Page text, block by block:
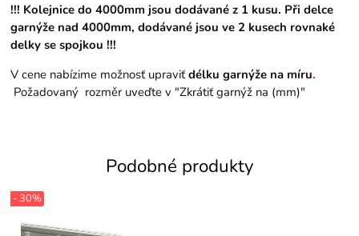
!!! Kolejnice do 4000mm jsou dodávané z 1 kusu. Při delce
garnýže nad 4000mm, dodávané jsou ve 2 kusech rovnaké
delky se spojkou !!!
V cene nabízime možnosť upraviťdélku garnýže na míru.
Požadovaný rozměr uveďte v "Zkrátiť garnýž na (mm)"
Podobné produkty
- 30%